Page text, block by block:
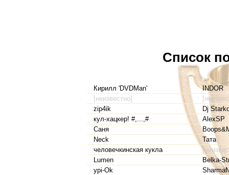
Список
Кирилл 'DVDMan'
INDOR
[неизвестно]
zip4ik
Dj
кул-хацкер! #,...,#
AlexSP
Саня
Neck
Тата
человечкинская кукла
Lumen
Belka-
ypi-Ok